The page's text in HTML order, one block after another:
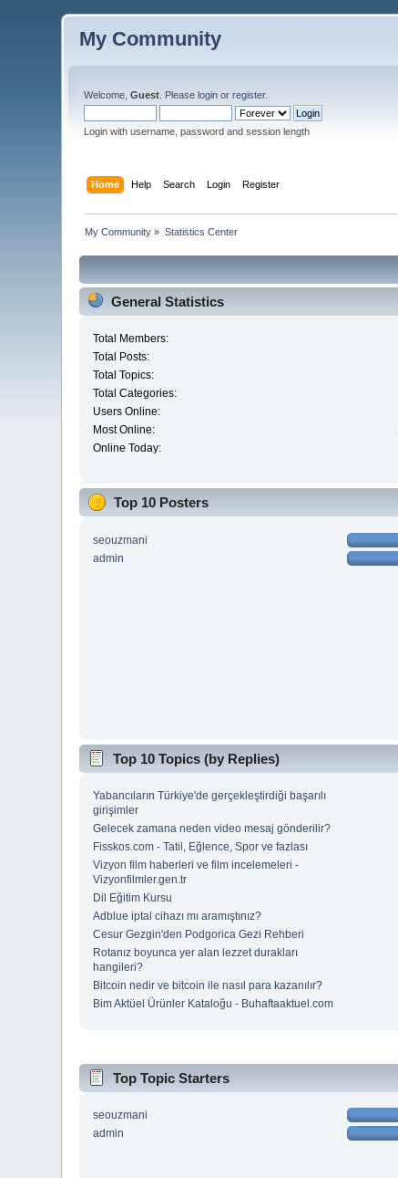
My Community
Welcome,Guest . Pleaselogin orregister.
Login with username, password and session length
Home Help Search Login Register
My Community » Statistics Center
General Statistics
Total Members:
Total Posts:
Total Topics:
Total Categories:
Users Online:
Most Online:
Online Today:
Top 10 Posters
seouzmani
admin
Top 10 Topics (by Replies)
Yabancıların Türkiye'de gerçekleştirdiği başarılı
girişimler
Gelecek zamana neden video mesaj gönderilir?
Fisskos.com - Tatil, Eğlence, Spor ve fazlası
Vizyon film haberleri ve film incelemeleri -
Vizyonfilmler.gen.tr
Dil Eğitim Kursu
Adblue iptal cihazı mı aramıştınız?
Cesur Gezgin'den Podgorica Gezi Rehberi
Rotanız boyunca yer alan lezzet durakları
hangileri?
Bitcoin nedir ve bitcoin ile nasıl para kazanılır?
Bim Aktüel Ürünler Kataloğu - Buhaftaaktuel.com
Top Topic Starters
seouzmani
admin